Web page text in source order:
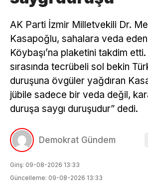
AK Parti İzmir Milletvekili Dr.
Kasapoğlu, sahalara veda
Köybaşı’na plaketini takdim
sırasında tecrübeli sol bekin
duruşuna övgüler yağdıran
jübile sadece bir veda değil,
duruşa saygı duruşudur” dedi.
Demokrat Gündem
Giriş: 09-08-2026 13:33
Güncelleme: 09-08-2026 13:33